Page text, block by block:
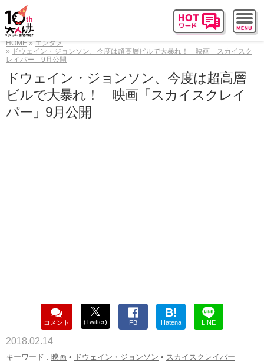
HOME
エンタメ
ドウェイン・ジョンソン、今度は超高層ビルで大暴れ！ 映画「スカイスク
レイパー」9月公開
ドウェイン・ジョンソン、今度は超高層
ビルで大暴れ！ 映画「スカイスクレイ
パー」9月公開
コメント (Twitter) FB
B!
Hatena LINE
2018.02.14
キーワード : 映画 • ドウェイン・ジョンソン • スカイスクレイパー